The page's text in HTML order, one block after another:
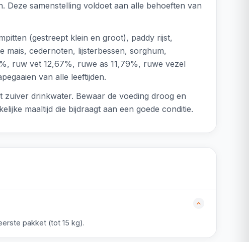
samenstelling voldoet aan alle behoeften van
(gestreept klein en groot), paddy rijst,
mais, cedernoten, lijsterbessen, sorghum,
ruw vet 12,67%, ruwe as 11,79%, ruwe vezel
van alle leeftijden.
drinkwater. Bewaar de voeding droog en
maaltijd die bijdraagt aan een goede conditie.
pakket (tot 15 kg).